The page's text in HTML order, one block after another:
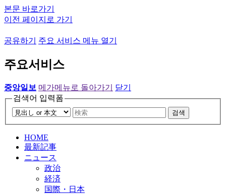
본문 바로가기
이전 페이지로 가기
공유하기 주요 서비스 메뉴 열기
주요서비스
중앙일보 메가메뉴로 돌아가기
닫기
검색어 입력폼
검색
HOME
最新記事
ニュース
政治
経済
国際・日本